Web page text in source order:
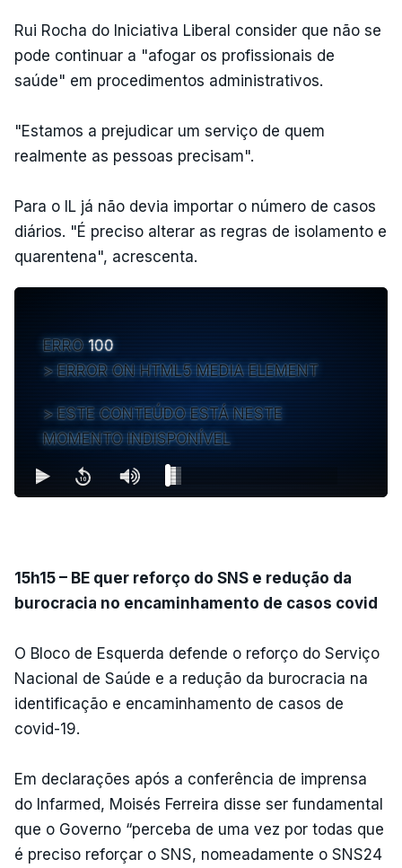
Rui Rocha do Iniciativa Liberal consider que não se
pode continuar a "afogar os profissionais de
saúde" em procedimentos administrativos.
"Estamos a prejudicar um serviço de quem
realmente as pessoas precisam".
Para o IL já não devia importar o número de casos
diários. "É preciso alterar as regras de isolamento e
quarentena", acrescenta.
ERRO 100
ERROR ON HTML5 MEDIA ELEMENT
ESTE CONTEÚDO ESTÁ NESTE
MOMENTO INDISPONÍVEL
15h15 – BE quer reforço do SNS e redução da
burocracia no encaminhamento de casos covid
O Bloco de Esquerda defende o reforço do Serviço
Nacional de Saúde e a redução da burocracia na
identificação e encaminhamento de casos de
covid-19.
Em declarações após a conferência de imprensa
do Infarmed, Moisés Ferreira disse ser fundamental
que o Governo “perceba de uma vez por todas que
é preciso reforçar o SNS, nomeadamente o SNS24